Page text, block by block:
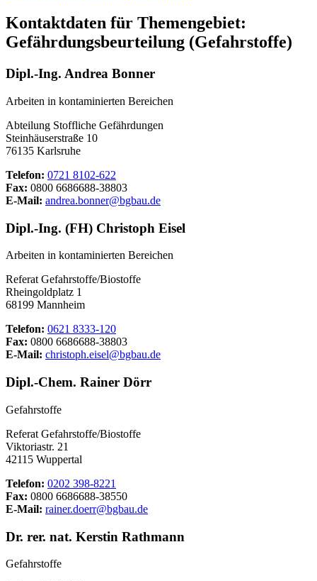
Kontaktdaten für Themengebiet:
Gefährdungsbeurteilung (Gefahrstoffe)
Dipl.-Ing. Andrea Bonner
Arbeiten in kontaminierten Bereichen
Abteilung Stoffliche Gefährdungen
Steinhäuserstraße 10
76135 Karlsruhe
Telefon: 0721 8102-622
Fax: 0800 6686688-38803
E-Mail: andrea.bonner@bgbau.de
Dipl.-Ing. (FH) Christoph Eisel
Arbeiten in kontaminierten Bereichen
Referat Gefahrstoffe/Biostoffe
Rheingoldplatz 1
68199 Mannheim
Telefon: 0621 8333-120
Fax: 0800 6686688-38803
E-Mail: christoph.eisel@bgbau.de
Dipl.-Chem. Rainer Dörr
Gefahrstoffe
Referat Gefahrstoffe/Biostoffe
Viktoriastr. 21
42115 Wuppertal
Telefon: 0202 398-8221
Fax: 0800 6686688-38550
E-Mail: rainer.doerr@bgbau.de
Dr. rer. nat. Kerstin Rathmann
Gefahrstoffe